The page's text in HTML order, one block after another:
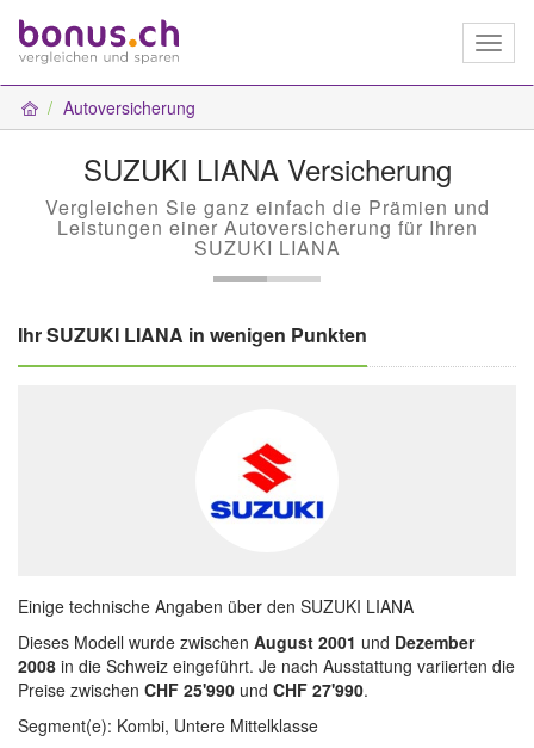
Autoversicherung
SUZUKI LIANA Versicherung
Vergleichen Sie ganz einfach die Prämien und
Leistungen einer Autoversicherung für Ihren
SUZUKI LIANA
Ihr SUZUKI LIANA in wenigen Punkten
Einige technische Angaben über den SUZUKI LIANA
Dieses Modell wurde zwischen August 2001 und Dezember
2008 in die Schweiz eingeführt. Je nach Ausstattung variierten die
Preise zwischen CHF 25'990 und CHF 27'990.
Segment(e): Kombi, Untere Mittelklasse